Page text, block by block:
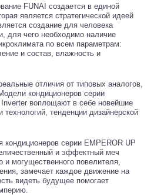
FUNAI создается в единой
является стратегической идеей
создание для человека
для чего необходимо наличие
по всем параметрам:
и состав, влажность и
отличия от типовых аналогов,
кондиционеров серии
воплощают в себе новейшие
технологий, тенденции дизайнерской
серии EMPEROR UP
и эффектный меч
и могущественного повелителя,
замечает каждое движение на
видеть будущее помогает